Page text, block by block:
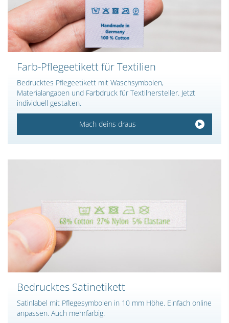
Farb-Pflegeetikett für Textilien
Bedrucktes Pflegeetikett mit Waschsymbolen,
Materialangaben und Farbdruck für Textilhersteller. Jetzt
individuell gestalten.
Mach deins draus
Bedrucktes Satinetikett
Satinlabel mit Pflegesymbolen in 10 mm Höhe. Einfach online
anpassen. Auch mehrfarbig.